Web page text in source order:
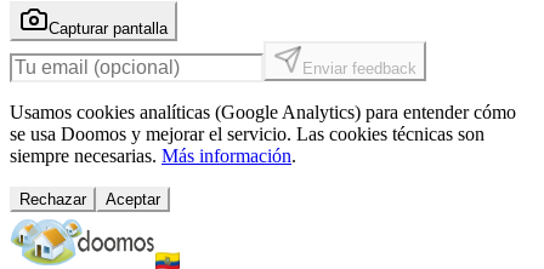
Capturar pantalla
Enviar feedback
Usamos cookies analíticas (Google Analytics) para entender cómo
se usa Doomos y mejorar el servicio. Las cookies técnicas son
siempre necesarias. Más información.
Rechazar Aceptar